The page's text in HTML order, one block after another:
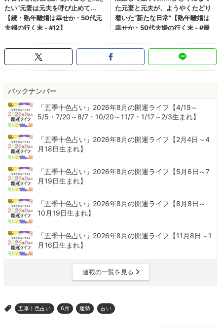
バックナンバー
「五季十色占い」2026年8月の開運ライフ【4/19～
5/5・7/20～8/7・10/20～11/7・1/17～2/3生まれ】
「五季十色占い」2026年8月の開運ライフ【2月4日～4
月18日生まれ】
「五季十色占い」2026年8月の開運ライフ【5月6日～7
月19日生まれ】
「五季十色占い」2026年8月の開運ライフ【8月8日～
10月19日生まれ】
「五季十色占い」2026年8月の開運ライフ【11月8日～1
月16日生まれ】
連載の一覧を見る
> 五季十色占い 6月 運勢 占い